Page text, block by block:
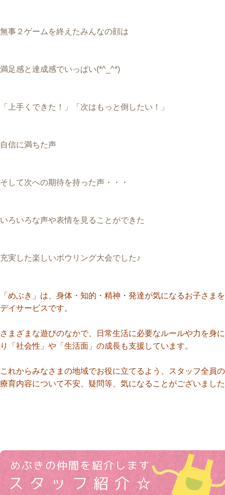
無事２ゲームを終えたみんなの顔は
満足感と達成感でいっぱい(*^_^*)
「上手くできた！」「次はもっと倒したい！」
自信に満ちた声
そして次への期待を持った声・・・
いろいろな声や表情を見ることができた
充実した楽しいボウリング大会でした♪
「めぶき」は、身体・知的・精神・発達が気になるお子さま
デイサービスです。
さまざまな遊びのなかで、日常生活に必要なルールや力を身
り「社会性」や「生活面」の成長も支援しています。
これからみなさまの地域でお役に立てるよう、スタッフ全員
療育内容について不安、疑問等、気になることがございまし